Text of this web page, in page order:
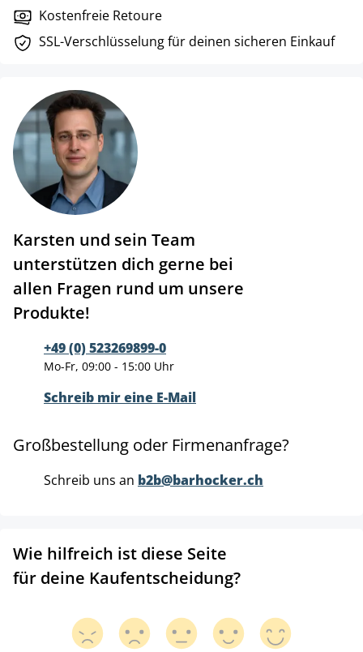
Kostenfreie Retoure
SSL-Verschlüsselung für deinen sicheren Einkauf
Karsten und sein Team
unterstützen dich gerne bei
allen Fragen rund um unsere
Produkte!
+49 (0) 523269899-0
Mo-Fr, 09:00 - 15:00 Uhr
Schreib mir eine E-Mail
Großbestellung oder Firmenanfrage?
Schreib uns an b2b@barhocker.ch
Wie hilfreich ist diese Seite
für deine Kaufentscheidung?